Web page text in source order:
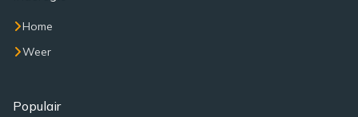
Home
Weer
Populair